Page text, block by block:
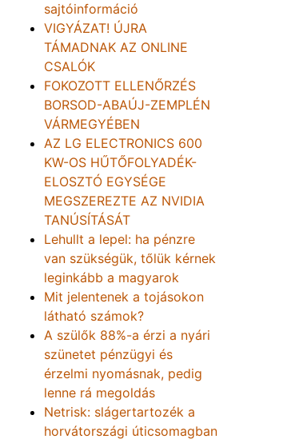
sajtóinformáció
VIGYÁZAT! ÚJRA
TÁMADNAK AZ ONLINE
CSALÓK
FOKOZOTT ELLENŐRZÉS
BORSOD-ABAÚJ-ZEMPLÉN
VÁRMEGYÉBEN
AZ LG ELECTRONICS 600
KW-OS HŰTŐFOLYADÉK-
ELOSZTÓ EGYSÉGE
MEGSZEREZTE AZ NVIDIA
TANÚSÍTÁSÁT
Lehullt a lepel: ha pénzre
van szükségük, tőlük kérnek
leginkább a magyarok
Mit jelentenek a tojásokon
látható számok?
A szülők 88%-a érzi a nyári
szünetet pénzügyi és
érzelmi nyomásnak, pedig
lenne rá megoldás
Netrisk: slágertartozék a
horvátországi úticsomagban